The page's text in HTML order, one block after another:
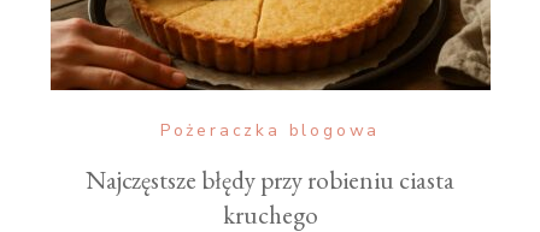
Pożeraczka blogowa
Najczęstsze błędy przy robieniu ciasta
kruchego